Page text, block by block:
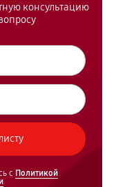
консультацию
с Политикой